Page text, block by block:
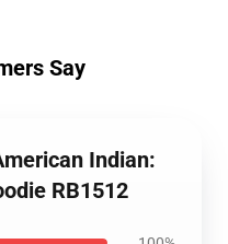
Say
Indian:
RB1512